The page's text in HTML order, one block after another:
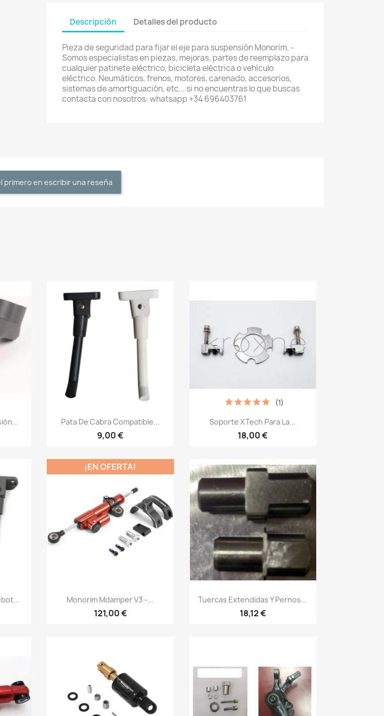
Descripción Detalles del producto
Pieza de seguridad para fijar el eje para suspensión Monorim. -
Somos especialistas en piezas, mejoras, partes de reemplazo para
cualquier patinete eléctrico, bicicleta eléctrica o vehículo
eléctrico. Neumáticos, frenos, motores, carenado, accesorios,
sistemas de amortiguación, etc... si no encuentras lo que buscas
contacta con nosotros: whatsapp +34 696403761
primero en escribir una reseña
Vista rápida
Pata De Cabra Compatible...
9,00 €
Vista rápida
Soporte XTech Para La...
18,00 €
(1)
Vista rápida
Monorim Mdamper V3 -...
121,00 €
¡EN OFERTA!
Vista rápida
Tuercas Extendidas Y Pernos...
18,12 €